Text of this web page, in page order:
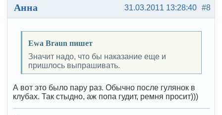
#8
31.03.2011 13:28:40
Анна
Ewa Braun пишет
Значит надо, что бы наказание еще и
пришлось выпрашивать.
А вот это было пару раз. Обычно после гулянок в
клубах. Так стыдно, аж попа гудит, ремня просит)))